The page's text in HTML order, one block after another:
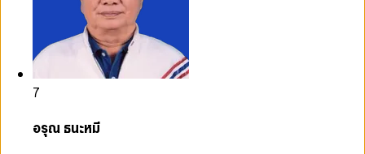
7
อรุณ ธนะหมี